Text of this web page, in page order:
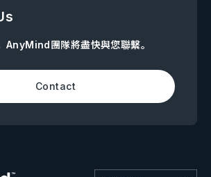
AnyMind團隊將盡快與您聯繫。
Contact